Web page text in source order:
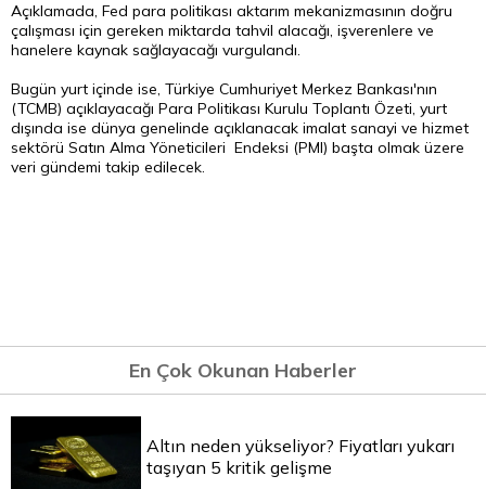
Açıklamada, Fed para politikası aktarım mekanizmasının doğru
çalışması için gereken miktarda tahvil alacağı, işverenlere ve
hanelere kaynak sağlayacağı vurgulandı.
Bugün yurt içinde ise, Türkiye Cumhuriyet Merkez Bankası'nın
(TCMB) açıklayacağı Para Politikası Kurulu Toplantı Özeti, yurt
dışında ise dünya genelinde açıklanacak imalat sanayi ve hizmet
sektörü Satın Alma Yöneticileri Endeksi (PMI) başta olmak üzere
veri gündemi takip edilecek.
En Çok Okunan Haberler
Altın neden yükseliyor? Fiyatları yukarı
taşıyan 5 kritik gelişme